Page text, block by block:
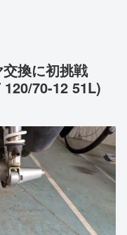
交換に初挑戦
70-12 51L)